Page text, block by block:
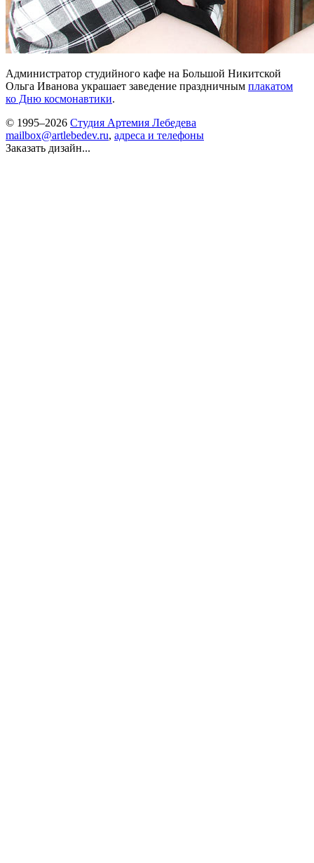
Администратор студийного кафе на Большой Никитской
Ольга Иванова украшает заведение праздничным плакатом
ко Дню космонавтики.
© 1995–2026 Студия Артемия Лебедева
mailbox@artlebedev.ru, адреса и телефоны
Заказать дизайн...